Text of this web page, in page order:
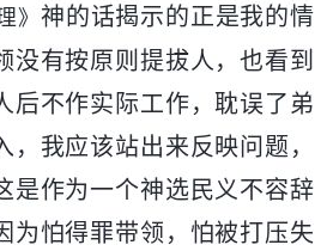
》 神的话揭示的正是我的情
没有按原则提拔人，也看到
后不作实际工作，耽误了弟
，我应该站出来反映问题，
是作为一个神选民义不容辞
为怕得罪带领，怕被打压失